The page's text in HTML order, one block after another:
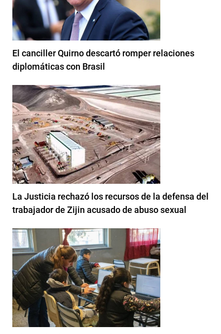
El canciller Quirno descartó romper relaciones
diplomáticas con Brasil
La Justicia rechazó los recursos de la defensa del
trabajador de Zijin acusado de abuso sexual